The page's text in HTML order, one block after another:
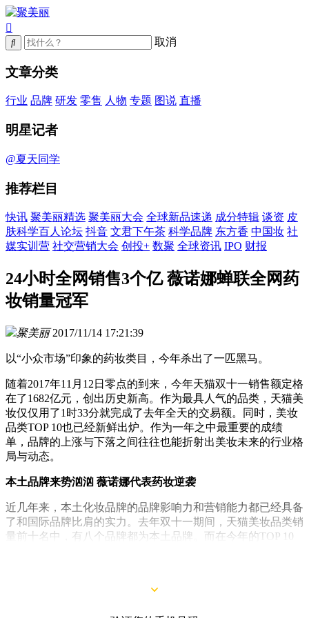
取消
文章分类
行业 品牌 研发 零售 人物 专题 图说 直播
明星记者
@夏天同学
推荐栏目
快讯 聚美丽精选 聚美丽大会 全球新品速递 成分特辑 谈资 皮
肤科学百人论坛 抖音 文君下午茶 科学品牌 东方香 中国妆 社
媒实训营 社交营销大会 创投+ 数聚 全球资讯 IPO 财报
24小时全网销售3个亿 薇诺娜蝉联全网药
妆销量冠军
聚美丽 2017/11/14 17:21:39
以“小众市场”印象的药妆类目，今年杀出了一匹黑马。
随着2017年11月12日零点的到来，今年天猫双十一销售额定格
在了1682亿元，创出历史新高。作为最具人气的品类，天猫美
妆仅仅用了1时33分就完成了去年全天的交易额。同时，美妆
品类TOP 10也已经新鲜出炉。作为一年之中最重要的成绩
单，品牌的上涨与下落之间往往也能折射出美妆未来的行业格
局与动态。
本土品牌来势汹汹 薇诺娜代表药妆逆袭
近几年来，本土化妆品牌的品牌影响力和营销能力都已经具备
了和国际品牌比肩的实力。去年双十一期间，天猫美妆品类销
量前十名中，有八个品牌都为本土品牌。而在今年的TOP 10